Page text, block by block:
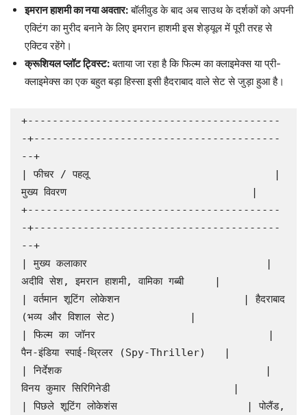
इमरान हाशमी का नया अवतार:बॉलीवुड के बाद अब साउथ के दर्शकों को अपनी
एक्टिंग का मुरीद बनाने के लिए इमरान हाशमी इस शेड्यूल में पूरी तरह से
एक्टिव रहेंगे।
क्रूशियल प्लॉट ट्विस्ट:बताया जा रहा है कि फिल्म का क्लाइमेक्स या प्री-
क्लाइमेक्स का एक बहुत बड़ा हिस्सा इसी हैदराबाद वाले सेट से जुड़ा हुआ है।
+-----------------------------------------
-+----------------------------------------
--+
| फीचर / पहलू                              |
मुख्य विवरण                              |
+-----------------------------------------
-+----------------------------------------
--+
| मुख्य कलाकार                             |
अदीवि सेश, इमरान हाशमी, वामिका गब्बी     |
| वर्तमान शूटिंग लोकेशन                    | हैदराबाद
(भव्य और विशाल सेट)            |
| फिल्म का जॉनर                            |
पैन-इंडिया स्पाई-थ्रिलर (Spy-Thriller)   |
| निर्देशक                                 |
विनय कुमार सिरिगिनेडी                    |
| पिछले शूटिंग लोकेशंस                     | पोलैंड,